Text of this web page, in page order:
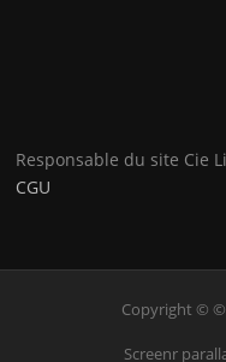
Responsable du site Cie
CGU
Copyright © ©
Screenr